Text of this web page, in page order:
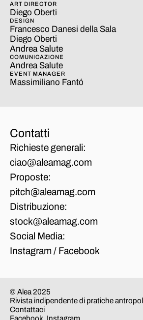
ART DIRECTOR
Diego Oberti
DESIGN
Francesco Danesi della Sala
Diego Oberti
Andrea Salute
COMUNICAZIONE
Andrea Salute
EVENT MANAGER
Massimiliano Fantó
Contatti
Richieste generali:
ciao@aleamag.com
Proposte:
pitch@aleamag.com
Distribuzione:
stock@aleamag.com
Social Media:
Instagram/ Facebook
© Alea 2025
Rivista indipendente di pratiche
Contattaci
Facebook Instagram